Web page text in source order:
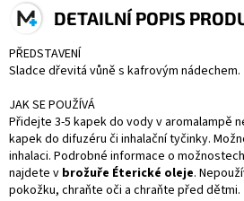
DETAILNÍ POPIS
PŘEDSTAVENÍ
Sladce dřevitá vůně s kafrovým nádechem.
JAK SE POUŽÍVÁ
Přidejte 3-5 kapek do vody v aromalampě
kapek do difuzéru či inhalační tyčinky.
inhalaci. Podrobné informace o
najdete v brožuře Éterické oleje.
pokožku, chraňte oči a chraňte před dětmi.